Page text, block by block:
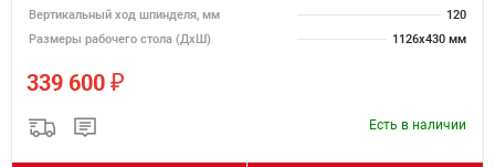
Вертикальный ход шпинделя, мм
120
Размеры рабочего стола (ДхШ)
1126х430 мм
339 600 ₽
Есть в наличии